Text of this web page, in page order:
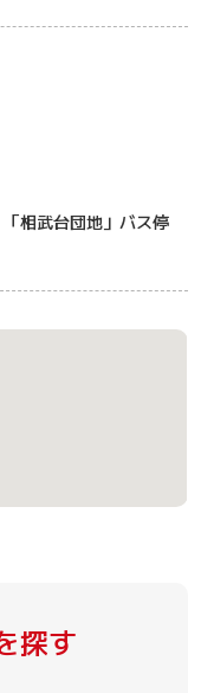
相武台団地」バス停
探す